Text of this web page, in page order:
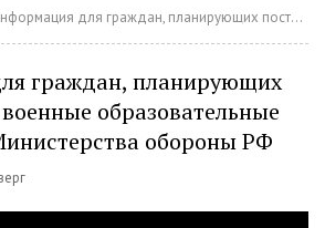
для граждан, планирующих поступление в военные образовательные организации Министерства обороны РФ
граждан, планирующих
образовательные
обороны РФ